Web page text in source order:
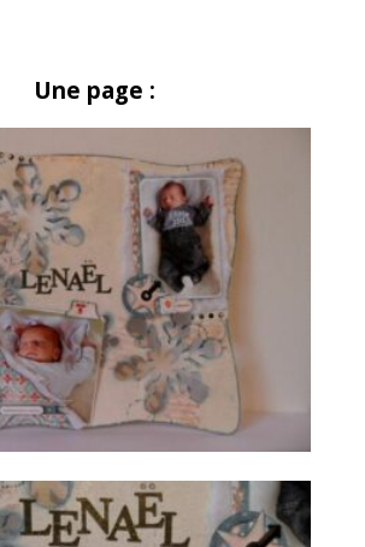
Une page :